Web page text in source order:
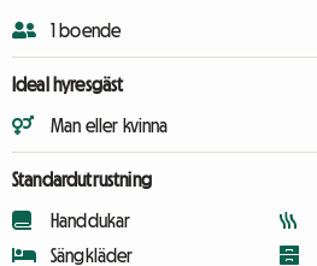
1 boende
Ideal hyresgäst
Man eller kvinna
Standardutrustning
Handdukar
Sängkläder